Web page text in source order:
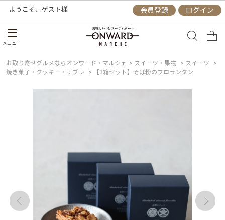
ようこそ、 ゲスト様 会員登録 ログイン
メニュー
お取り寄せグルメならオンワード・マルシェ > スイーツ・果物 > スイーツ
>
焼き菓子・クッキー・サブレ
> 【3箱セット】そば粉のフロランタン